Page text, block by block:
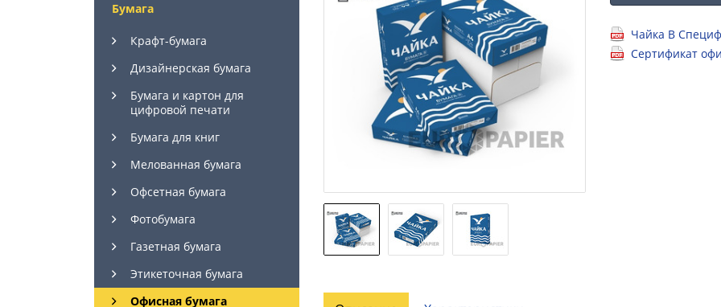
Бумага
Крафт-бумага
Дизайнерская бумага
Бумага и картон для
цифровой печати
Бумага для книг
Мелованная бумага
Офсетная бумага
Фотобумага
Газетная бумага
Этикеточная бумага
Офисная бумага
Чайка В
Сертификат